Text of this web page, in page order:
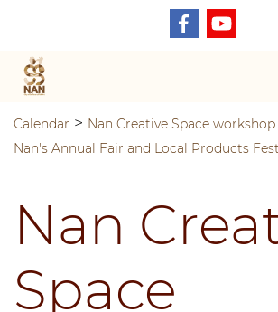
Calendar > Nan Creative Space
Nan's Annual Fair and Local Products
Nan
Space